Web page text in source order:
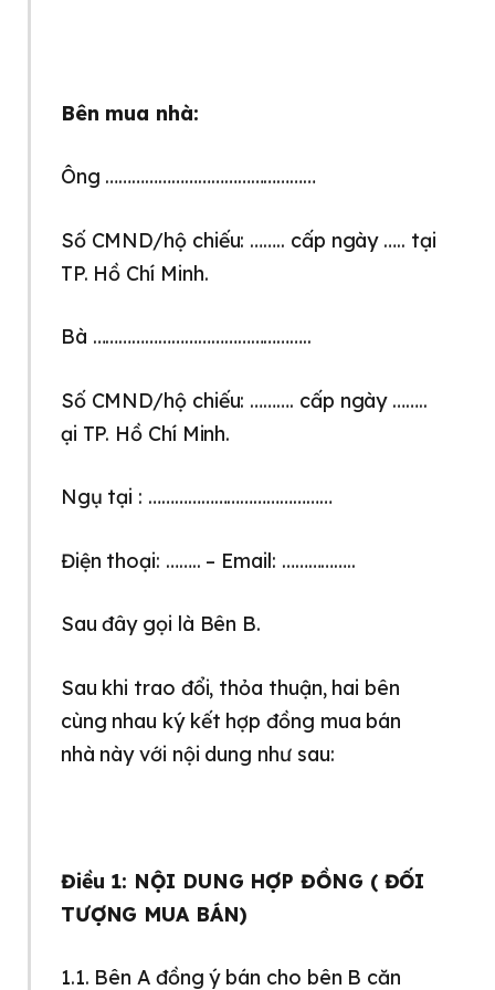
Bên mua nhà:
Ông …………………………………………
Số CMND/hộ chiếu: …….. cấp ngày ….. tại
TP. Hồ Chí Minh.
Bà …………………………………………..
Số CMND/hộ chiếu: ………. cấp ngày ……..
ại TP. Hồ Chí Minh.
Ngụ tại : ……………………………………
Điện thoại: …….. – Email: ……………..
Sau đây gọi là Bên B.
Sau khi trao đổi, thỏa thuận, hai bên
cùng nhau ký kết hợp đồng mua bán
nhà này với nội dung như sau:
Điều 1: NỘI DUNG HỢP ĐỒNG ( ĐỐI
TƯỢNG MUA BÁN)
1.1. Bên A đồng ý bán cho bên B căn